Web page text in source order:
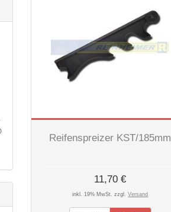
Reifenspreizer KST/185mm
11,70 €
inkl. 19% MwSt. zzgl.Versand